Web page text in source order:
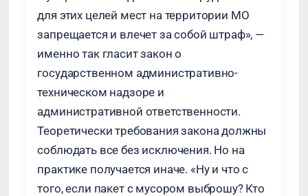
для этих целей мест на территории МО
запрещается и влечет за собой штраф», —
именно так гласит закон о
государственном административно-
техническом надзоре и
административной ответственности.
Теоретически требования закона должны
соблюдать все без исключения. Но на
практике получается иначе. «Ну и что с
того, если пакет с мусором выброшу? Кто